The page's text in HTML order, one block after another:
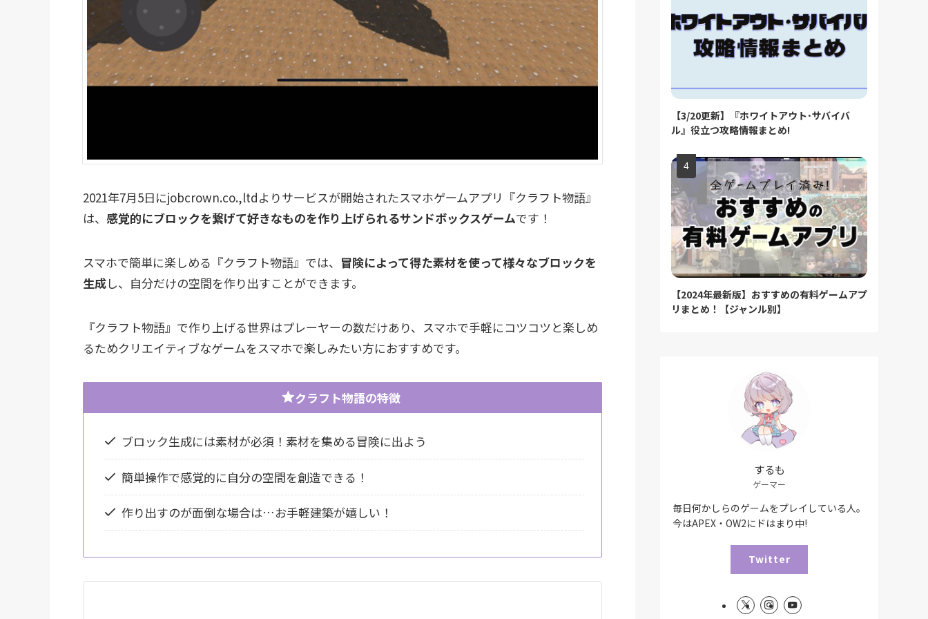
2021年7月5日にjobcrown.co.,ltdよりサービスが開始されたスマホゲームアプリ『クラフト物語』
は、 感覚的にブロックを繋げて好きなものを作り上げられるサンドボックスゲームです！
スマホで簡単に楽しめる『クラフト物語』では、 冒険によって得た素材を使って様々なブロックを
生成し、自分だけの空間を作り出すことができます。
『クラフト物語』で作り上げる世界はプレーヤーの数だけあり、スマホで手軽にコツコツと楽しめ
るためクリエイティブなゲームをスマホで楽しみたい方におすすめです。
クラフト物語の特徴
ブロック生成には素材が必須！素材を集める冒険に出よう
簡単操作で感覚的に自分の空間を創造できる！
作り出すのが面倒な場合は…お手軽建築が嬉しい！
【3/20更新】『ホワイトアウト･サバイバ
ル』役立つ攻略情報まとめ!
【2024年最新版】おすすめの有料ゲームアプ
リまとめ！【ジャンル別】
するも
ゲーマー
毎日何かしらのゲームをプレイしている人。
今はAPEX・OW2にドはまり中!
Twitter